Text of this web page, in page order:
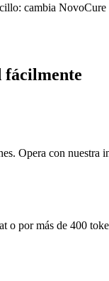
cambia
fácilmente
Opera con nuestra
por más de 400